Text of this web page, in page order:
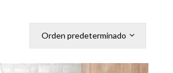
Orden predeterminado